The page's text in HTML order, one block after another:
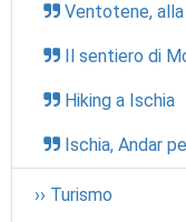
Ventotene,
Il sentiero di
Hiking a Ischia
Ischia, Andar
›› Turismo